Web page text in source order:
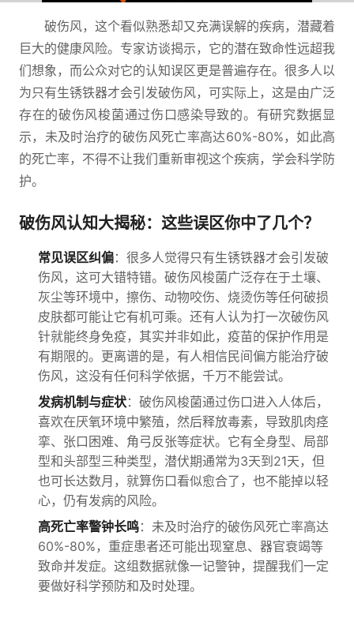
破伤风，这个看似熟悉却又充满误解的疾病，潜藏着
巨大的健康风险。专家访谈揭示，它的潜在致命性远超我
们想象，而公众对它的认知误区更是普遍存在。很多人以
为只有生锈铁器才会引发破伤风，可实际上，这是由广泛
存在的破伤风梭菌通过伤口感染导致的。有研究数据显
示，未及时治疗的破伤风死亡率高达60%-80%，如此高
的死亡率，不得不让我们重新审视这个疾病，学会科学防
护。
破伤风认知大揭秘：这些误区你中了几个？
常见误区纠偏：很多人觉得只有生锈铁器才会引发破
伤风，这可大错特错。破伤风梭菌广泛存在于土壤、
灰尘等环境中，擦伤、动物咬伤、烧烫伤等任何破损
皮肤都可能让它有机可乘。还有人认为打一次破伤风
针就能终身免疫，其实并非如此，疫苗的保护作用是
有期限的。更离谱的是，有人相信民间偏方能治疗破
伤风，这没有任何科学依据，千万不能尝试。
发病机制与症状：破伤风梭菌通过伤口进入人体后，
喜欢在厌氧环境中繁殖，然后释放毒素，导致肌肉痉
挛、张口困难、角弓反张等症状。它有全身型、局部
型和头部型三种类型，潜伏期通常为3天到21天，但
也可长达数月，就算伤口看似愈合了，也不能掉以轻
心，仍有发病的风险。
高死亡率警钟长鸣：未及时治疗的破伤风死亡率高达
60%-80%，重症患者还可能出现窒息、器官衰竭等
致命并发症。这组数据就像一记警钟，提醒我们一定
要做好科学预防和及时处理。